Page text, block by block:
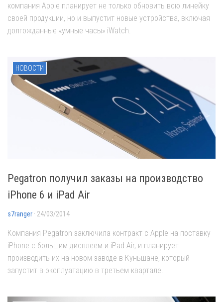
компания Apple планирует не только обновить всю линейку
своей продукции, но и выпустит новые устройства, включая
долгожданные «умные часы» iWatch.
НОВОСТИ
Pegatron получил заказы на производство
iPhone 6 и iPad Air
s7ranger · 24/03/2014
Компания Pegatron заключила контракт с Apple на поставку
iPhone с большим дисплеем и iPad Air, и планирует
производить их на новом заводе в Куньшане, который
запустит в эксплуатацию в третьем квартале.